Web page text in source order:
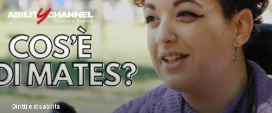
Diritti e disabilità